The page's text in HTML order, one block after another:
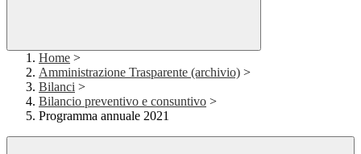
Home >
Amministrazione Trasparente (archivio) >
Bilanci >
Bilancio preventivo e consuntivo >
Programma annuale 2021